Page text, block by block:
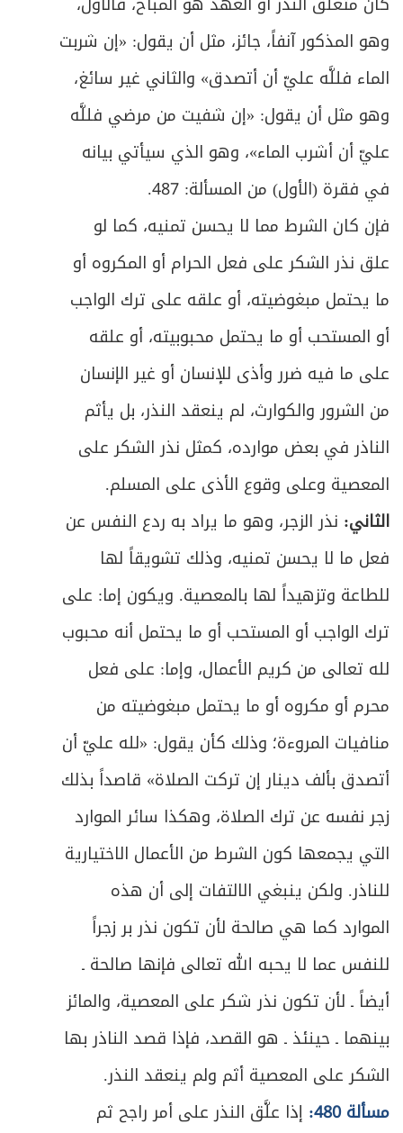
وهو المذكور آنفاً، جائز، مثل أن يقول: «إن شربت
الماء فللَّه عليّ أن أتصدق» والثاني غير سائغ،
وهو مثل أن يقول: «إن شفيت من مرضي فللَّه
عليّ أن أشرب الماء»، وهو الذي سيأتي بيانه
في فقرة (الأول) من المسألة: 487.
فإن كان الشرط مما لا يحسن تمنيه، كما لو
علق نذر الشكر على فعل الحرام أو المكروه أو
ما يحتمل مبغوضيته، أو علقه على ترك الواجب
أو المستحب أو ما يحتمل محبوبيته، أو علقه
على ما فيه ضرر وأذى للإنسان أو غير الإنسان
من الشرور والكوارث، لم ينعقد النذر، بل يأثم
الناذر في بعض موارده، كمثل نذر الشكر على
المعصية وعلى وقوع الأذى على المسلم.
الثاني: نذر الزجر، وهو ما يراد به ردع النفس عن
فعل ما لا يحسن تمنيه، وذلك تشويقاً لها
للطاعة وتزهيداً لها بالمعصية. ويكون إما: على
ترك الواجب أو المستحب أو ما يحتمل أنه محبوب
لله تعالى من كريم الأعمال، وإما: على فعل
محرم أو مكروه أو ما يحتمل مبغوضيته من
منافيات المروءة؛ وذلك كأن يقول: «لله عليّ أن
أتصدق بألف دينار إن تركت الصلاة» قاصداً بذلك
زجر نفسه عن ترك الصلاة، وهكذا سائر الموارد
التي يجمعها كون الشرط من الأعمال الاختيارية
للناذر. ولكن ينبغي الالتفات إلى أن هذه
الموارد كما هي صالحة لأن تكون نذر بر زجراً
للنفس عما لا يحبه الله تعالى فإنها صالحة ـ
أيضاً ـ لأن تكون نذر شكر على المعصية، والمائز
بينهما ـ حينئذ ـ هو القصد، فإذا قصد الناذر بها
الشكر على المعصية أثم ولم ينعقد النذر.
مسألة 480:
إذا علَّق النذر على أمر راجح ثم